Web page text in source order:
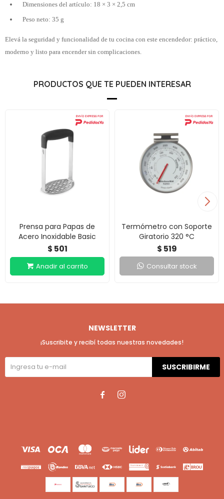
Dimensiones del artículo: 18 × 3 × 2,5 cm
Peso neto: 35 g
Elevá la seguridad y funcionalidad de tu cocina con este encendedor: práctico,
moderno y listo para encender sin complicaciones.
PRODUCTOS QUE TE PUEDEN INTERESAR
Prensa para Papas de
Acero Inoxidable Basic
$ 501
Termómetro con Soporte
Giratorio 320 °C
$ 519
Consultar stock
NEWSLETTER
¡Suscribite y recibí todas nuestras novedades!
SUSCRIBIRME
 